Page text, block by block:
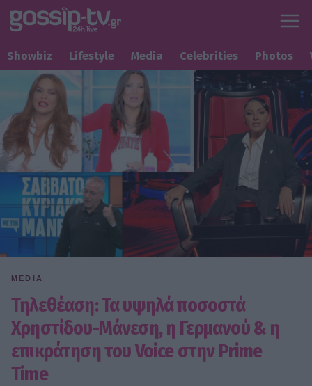
Showbiz Lifestyle Media Celebrities Photos
MEDIA
Τηλεθέαση: Τα υψηλά ποσοστά
Χρηστίδου-Μάνεση, η Γερμανού & η
επικράτηση του Voice στην Prime
Time